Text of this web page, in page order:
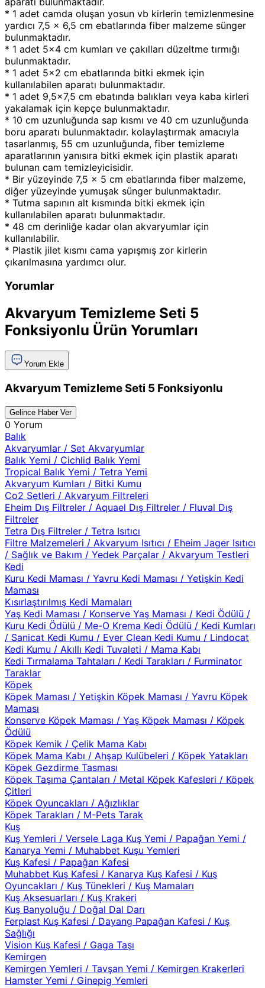
* 1 adet camda oluşan yosun vb kirlerin temizlenmesine
yardıcı 7,5 x 6,5 cm ebatlarında fiber malzeme sünger
bulunmaktadır.
* 1 adet 5x4 cm kumları ve çakılları düzeltme tırmığı
bulunmaktadır.
* 1 adet 5x2 cm ebatlarında bitki ekmek için
kullanılabilen aparatı bulunmaktadır.
* 1 adet 9,5x7,5 cm ebatında balıkları veya kaba kirleri
yakalamak için kepçe bulunmaktadır.
* 10 cm uzunluğunda sap kısmı ve 40 cm uzunluğunda
boru aparatı bulunmaktadır. kolaylaştırmak amacıyla
tasarlanmış, 55 cm uzunluğunda, fiber temizleme
aparatlarının yanısıra bitki ekmek için plastik aparatı
bulunan cam temizleyicisidir.
* Bir yüzeyinde 7,5 x 5 cm ebatlarında fiber malzeme,
diğer yüzeyinde yumuşak sünger bulunmaktadır.
* Tutma sapının alt kısmında bitki ekmek için
kullanılabilen aparatı bulunmaktadır.
* 48 cm derinliğe kadar olan akvaryumlar için
kullanılabilir.
* Plastik jilet kısmı cama yapışmış zor kirlerin
çıkarılmasına yardımcı olur.
Yorumlar
Akvaryum Temizleme Seti 5
Fonksiyonlu Ürün Yorumları
Yorum Ekle
Akvaryum Temizleme Seti 5 Fonksiyonlu
Gelince Haber Ver
0 Yorum
Balık
Akvaryumlar / Set Akvaryumlar
Balık Yemi / Cichlid Balık Yemi
Tropical Balık Yemi / Tetra Yemi
Akvaryum Kumları / Bitki Kumu
Co2 Setleri / Akvaryum Filtreleri
Eheim Dış Filtreler / Aquael Dış Filtreler / Fluval Dış
Filtreler
Tetra Dış Filtreler / Tetra Isıtıcı
Filtre Malzemeleri / Akvaryum Isıtıcı / Eheim Jager Isıtıcı
/ Sağlık ve Bakım / Yedek Parçalar / Akvaryum Testleri
Kedi
Kuru Kedi Maması / Yavru Kedi Maması / Yetişkin Kedi
Maması
Kısırlaştırılmış Kedi Mamaları
Yaş Kedi Maması / Konserve Yaş Maması / Kedi Ödülü /
Kuru Kedi Ödülü / Me-O Krema Kedi Ödülü / Kedi Kumları
/ Sanicat Kedi Kumu / Ever Clean Kedi Kumu / Lindocat
Kedi Kumu / Akıllı Kedi Tuvaleti / Mama Kabı
Kedi Tırmalama Tahtaları / Kedi Tarakları / Furminator
Taraklar
Köpek
Köpek Maması / Yetişkin Köpek Maması / Yavru Köpek
Maması
Konserve Köpek Maması / Yaş Köpek Maması / Köpek
Ödülü
Köpek Kemik / Çelik Mama Kabı
Köpek Mama Kabı / Ahşap Kulübeleri / Köpek Yatakları
Köpek Gezdirme Tasması
Köpek Taşıma Çantaları / Metal Köpek Kafesleri / Köpek
Çitleri
Köpek Oyuncakları / Ağızlıklar
Köpek Tarakları / M-Pets Tarak
Kuş
Kuş Yemleri / Versele Laga Kuş Yemi / Papağan Yemi /
Kanarya Yemi / Muhabbet Kuşu Yemleri
Kuş Kafesi / Papağan Kafesi
Muhabbet Kuş Kafesi / Kanarya Kuş Kafesi / Kuş
Oyuncakları / Kuş Tünekleri / Kuş Mamaları
Kuş Aksesuarları / Kuş Krakeri
Kuş Banyoluğu / Doğal Dal Darı
Ferplast Kuş Kafesi / Dayang Papağan Kafesi / Kuş
Sağlığı
Vision Kuş Kafesi / Gaga Taşı
Kemirgen
Kemirgen Yemleri / Tavşan Yemi / Kemirgen Krakerleri
Hamster Yemi / Ginepig Yemleri